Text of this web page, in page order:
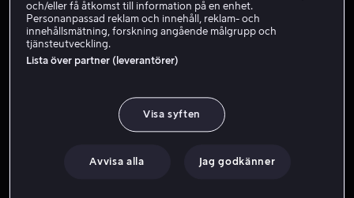
Hyr 49 kr
Baserat på den klassiska barnberättelsen kommer en
Baserat på den klassiska barnberättelsen kommer en
busig katt in i Conrad och Sallys liv och vänder upp och
lärdomar om livet.
och/eller få åtkomst till information på en enhet.
Personanpassad reklam och innehåll, reklam- och
innehållsmätning, forskning angående målgrupp och
tjänsteutveckling.
Lista över partner (leverantörer)
Visa syften
Avvisa alla Jag godkänner